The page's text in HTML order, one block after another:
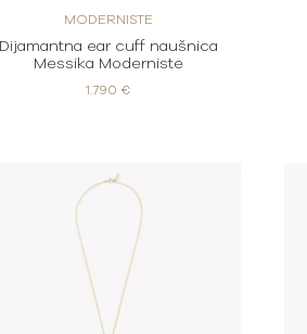
MODERNISTE
Dijamantna ear cuff naušnica
Messika Moderniste
1.790 €